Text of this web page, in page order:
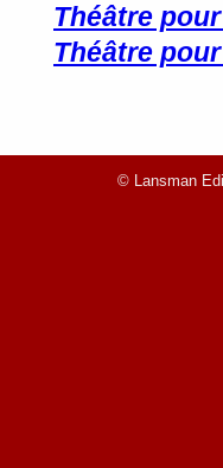
Théâtre
Théâtre
© Lansman